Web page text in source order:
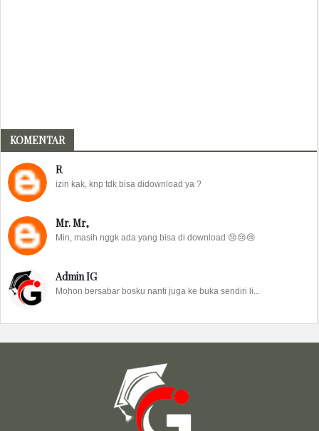
KOMENTAR
R
izin kak, knp tdk bisa didownload ya ?
Mr. Mr,
Min, masih nggk ada yang bisa di download 😢😢😢
Admin IG
Mohon bersabar bosku nanti juga ke buka sendiri li...